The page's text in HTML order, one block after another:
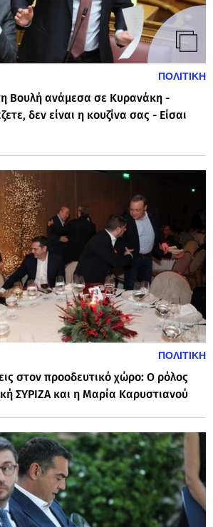
ΠΟΛΙΤΙΚΗ
Βουλή ανάμεσα σε Κυρανάκη -
δεν είναι η κουζίνα σας - Είσαι
ΠΟΛΙΤΙΚΗ
στον προοδευτικό χώρο: Ο ρόλος
ΣΥΡΙΖΑ και η Μαρία Καρυστιανού